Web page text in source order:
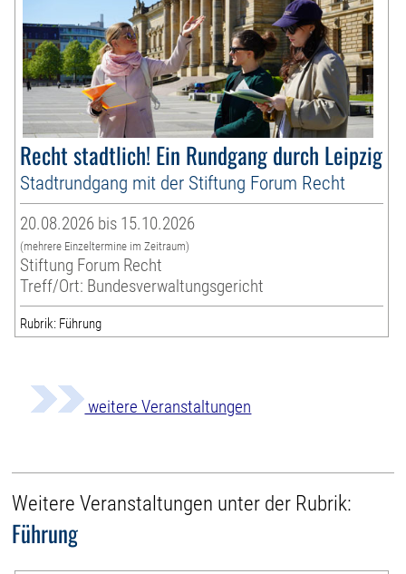
Recht stadtlich! Ein Rundgang durch Leipzig
Stadtrundgang mit der Stiftung Forum Recht
20.08.2026 bis 15.10.2026
(mehrere Einzeltermine im Zeitraum)
Stiftung Forum Recht
Treff/Ort: Bundesverwaltungsgericht
Rubrik: Führung
weitere Veranstaltungen
Weitere Veranstaltungen unter der Rubrik:
Führung